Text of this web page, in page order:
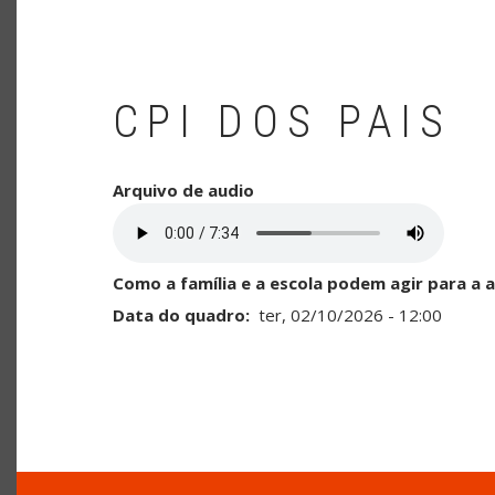
CPI DOS PAIS
Arquivo de audio
Como a família e a escola podem agir para
Data do quadro
ter, 02/10/2026 - 12:00